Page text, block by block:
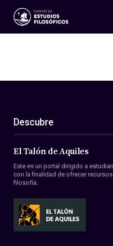
Eventos
ES
EN
Acerca de nosotros
Miembros
Convenios
Descubre
El Talón de Aquiles
Este es un portal dirigido a
con la finalidad de ofrecer
filosofía.